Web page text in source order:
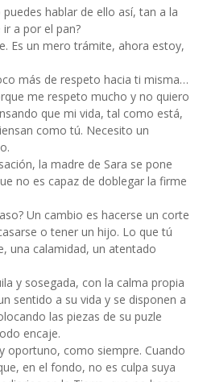
hablar de ello así, tan a la
a por el pan?
Es un mero trámite, ahora estoy,
más de respeto hacia ti misma…
me respeto mucho y no quiero
que mi vida, tal como está,
como tú. Necesito un
la madre de Sara se pone
no es capaz de doblegar la firme
Un cambio es hacerse un corte
o tener un hijo. Lo que tú
una calamidad, un atentado
y sosegada, con la calma propia
sentido a su vida y se disponen a
las piezas de su puzle
encaje.
oportuno, como siempre. Cuando
en el fondo, no es culpa suya